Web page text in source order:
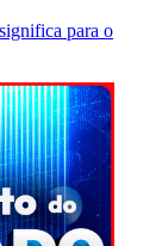
para o